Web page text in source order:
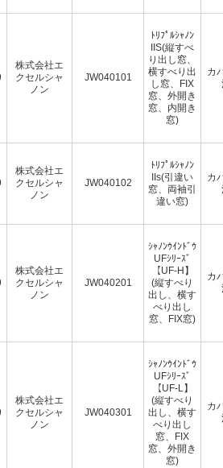
株式会社エ
クセルシャ
ノン
JW040101
ﾄﾘﾌﾟﾙｼｬﾉﾝ
IIS(縦すべ
り出し窓、
横すべり出
し窓、FIX
窓、外開き
窓、内開き
窓)
カ
株式会社エ
クセルシャ
ノン
JW040102
ﾄﾘﾌﾟﾙｼｬﾉﾝ
IIs(引違い
窓、両袖引
違い窓)
カ
株式会社エ
クセルシャ
ノン
JW040201
ｼｬﾉﾝｳｲﾝﾄﾞｳ
UFｼﾘｰｽﾞ
【UF-H】
(縦すべり
出し、横す
べり出し
窓、FIX窓)
カ
株式会社エ
クセルシャ
ノン
JW040301
ｼｬﾉﾝｳｲﾝﾄﾞｳ
UFｼﾘｰｽﾞ
【UF-L】
(縦すべり
出し、横す
べり出し
窓、FIX
窓、外開き
窓)
カ